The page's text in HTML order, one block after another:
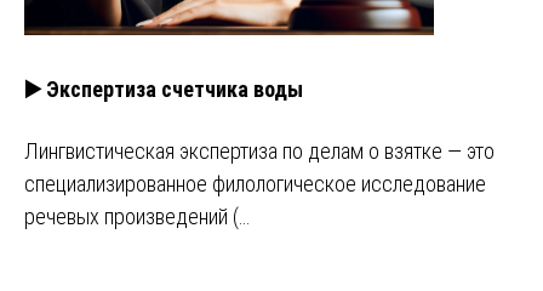
▶️ Экспертиза счетчика воды
Лингвистическая экспертиза по делам о взятке — это
специализированное филологическое исследование
речевых произведений (…